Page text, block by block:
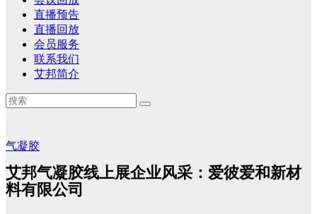
直播预告
直播回放
会员服务
联系我们
艾邦简介
气凝胶
艾邦气凝胶线上展企业风采：爱彼爱和新材
料有限公司